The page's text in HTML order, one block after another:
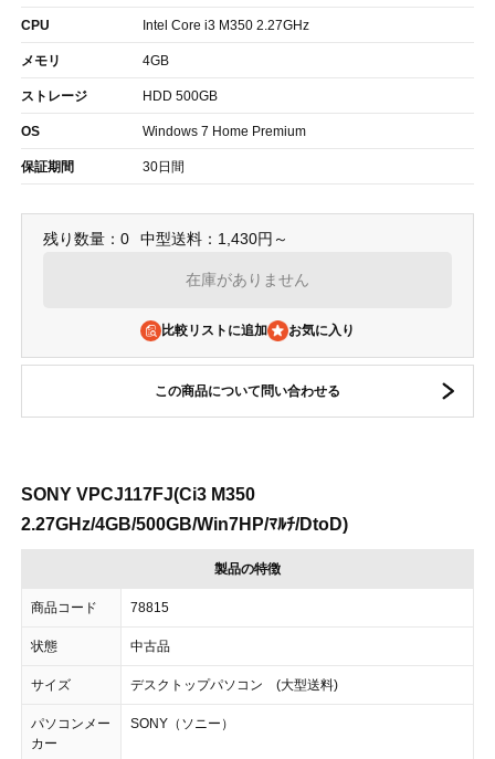
CPU Intel Core i3 M350 2.27GHz
メモリ 4GB
ストレージ HDD 500GB
OS Windows 7 Home Premium
保証期間 30日間
残り数量：0 中型送料：1,430円～
在庫がありません
比較リストに追加
この商品について問い合わせる
SONY VPCJ117FJ(Ci3 M350
2.27GHz/4GB/500GB/Win7HP/ﾏﾙﾁ/DtoD)
製品の特徴
商品コード 78815
状態 中古品
サイズ デスクトップパソコン (大型送料)
パソコンメー
カー
SONY（ソニー）